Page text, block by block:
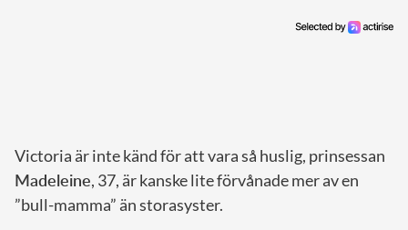
Victoria är inte känd för att vara så huslig, prinsessan
Madeleine, 37, är kanske lite förvånade mer av en
”bull-mamma” än storasyster.